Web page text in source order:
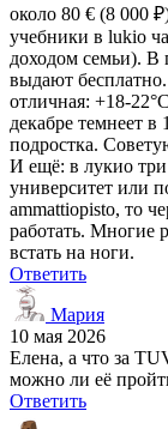
около 80 € (8 000
учебники в lukio
доходом семьи). В
выдают
отличная: +18-
декабре темнеет
подростка.
И ещё: в лукио три
университет или
ammattiopisto, то
работать. Многие
встать на ноги.
Ответить
Мария
10 мая 2026
Елена, а что за
можно ли её
Ответить